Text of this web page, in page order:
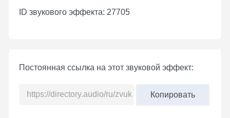
ID звукового эффекта: 27705
Постоянная ссылка на этот звуковой эффект:
Копировать